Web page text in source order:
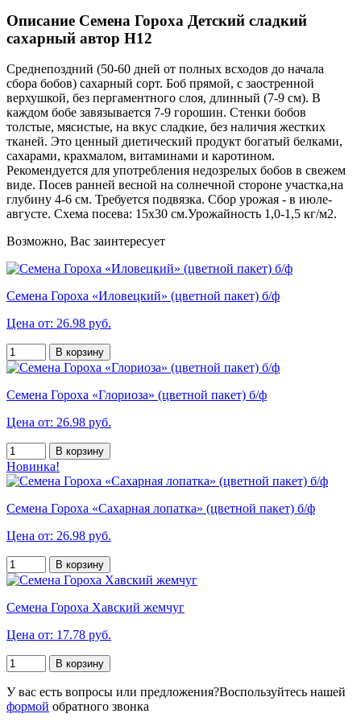
Описание Семена Гороха Детский сладкий
сахарный автор Н12
Среднепоздний (50-60 дней от полных всходов до начала
сбора бобов) сахарный сорт. Боб прямой, с заостренной
верхушкой, без пергаментного слоя, длинный (7-9 см). В
каждом бобе завязывается 7-9 горошин. Стенки бобов
толстые, мясистые, на вкус сладкие, без наличия жестких
тканей. Это ценный диетический продукт богатый белками,
сахарами, крахмалом, витаминами и каротином.
Рекомендуется для употребления недозрелых бобов в свежем
виде. Посев ранней весной на солнечной стороне участка,на
глубину 4-6 см. Требуется подвязка. Сбор урожая - в июле-
августе. Схема посева: 15x30 см.Урожайность 1,0-1,5 кг/м2.
Возможно, Вас заинтересует
Семена Гороха «Иловецкий» (цветной пакет) б/ф
Цена от: 26.98 руб.
В корзину
Семена Гороха «Глориоза» (цветной пакет) б/ф
Цена от: 26.98 руб.
В корзину
Новинка!
Семена Гороха «Сахарная лопатка» (цветной пакет) б/ф
Цена от: 26.98 руб.
В корзину
Семена Гороха Хавский жемчуг
Цена от: 17.78 руб.
В корзину
У вас есть вопросы или предложения?Воспользуйтесь нашей
формой обратного звонка